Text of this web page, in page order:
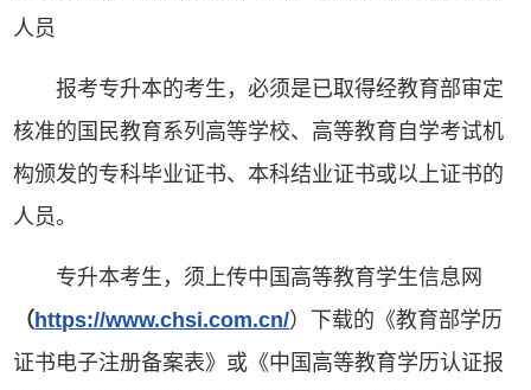
人员
报考专升本的考生，必须是已取得经教育部审定
核准的国民教育系列高等学校、高等教育自学考试机
构颁发的专科毕业证书、本科结业证书或以上证书的
人员。
专升本考生，须上传中国高等教育学生信息网
（ https://www.chsi.com.cn/）下载的《教育部学历
证书电子注册备案表》或《中国高等教育学历认证报